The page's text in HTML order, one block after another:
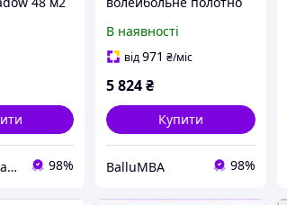
Интернет-магазин "SmartShop" 98%
6745046XB
В наявності
від971 ₴/міс
5 824₴
Купити
BalluMBA 98%